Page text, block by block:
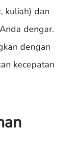
kuliah) dan
dengar.
dengan
kecepatan